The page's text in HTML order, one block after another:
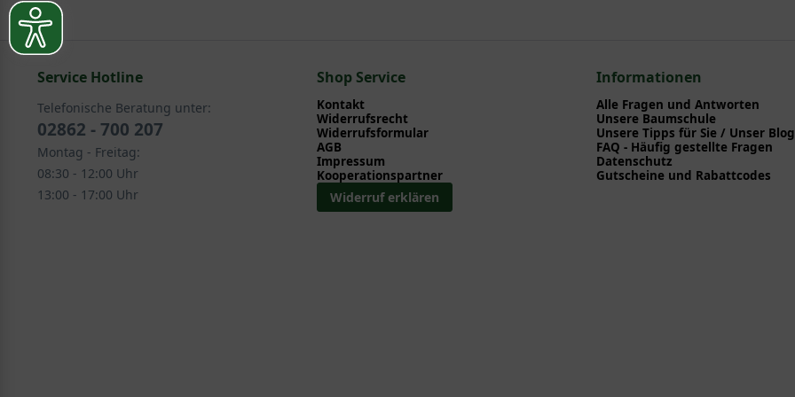
Laub- und Nadelgehölze > Spalierbäume > Junge Spaliere
Heckenpflanzen > fertige Heckenelemente > Junge Spaliere
Fertig-Heckenelemente > Junge Spaliere
Exklusive Formen > Spalierbäume > Junge Spaliere
Service Hotline
Telefonische Beratung unter:
02862 - 700 207
Montag - Freitag:
08:30 - 12:00 Uhr
13:00 - 17:00 Uhr
Shop Service
Kontakt
Widerrufsrecht
Widerrufsformular
AGB
Impressum
Kooperationspartner
Widerruf erklären
Informationen
Alle Fragen und Antworten
Unsere Baumschule
Unsere Tipps für Sie / Unser Blog
FAQ - Häufig gestellte Fragen
Datenschutz
Gutscheine und Rabattcodes